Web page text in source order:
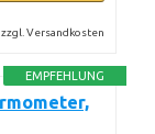
Versandkosten
EMPFEHLUNG